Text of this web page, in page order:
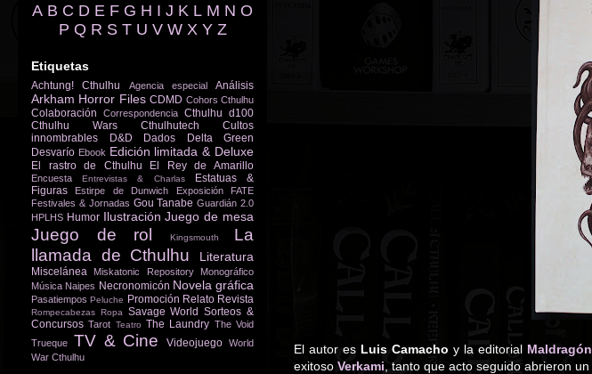
El autor es Luis Camacho y la editorial Maldragón
exitoso Verkami , tanto que acto seguido abrieron un
A B C D E F G H I J K L M N O
P Q R S T U V W X Y Z
Etiquetas
Achtung! Cthulhu Agencia especial Análisis
Arkham Horror Files CDMD Cohors Cthulhu
Colaboración Correspondencia Cthulhu d100
Cthulhu Wars
Cthulhutech
Cultos
innombrables
D&D Dados
Delta Green
Desvarío Ebook Edición limitada & Deluxe
El rastro de Cthulhu El Rey de Amarillo
Encuesta Entrevistas & Charlas
Estatuas &
Figuras
Estirpe de Dunwich Exposición
FATE
Festivales & Jornadas Gou Tanabe Guardián 2.0
HPLHS Humor Ilustración Juego de mesa
Juego de rol Kingsmouth
La
llamada de Cthulhu
Literatura
Miscelánea Miskatonic Repository
Monográfico
Música Naipes Necronomicón Novela gráfica
Pasatiempos Peluche Promoción Relato Revista
Rompecabezas Ropa Savage World Sorteos &
Concursos Tarot Teatro The Laundry The Void
Trueque TV & Cine Videojuego World
War Cthulhu